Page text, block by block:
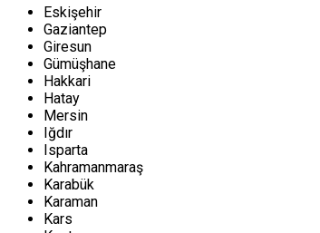
Eskişehir
Gaziantep
Giresun
Gümüşhane
Hakkari
Hatay
Mersin
Iğdır
Isparta
Kahramanmaraş
Karabük
Karaman
Kars